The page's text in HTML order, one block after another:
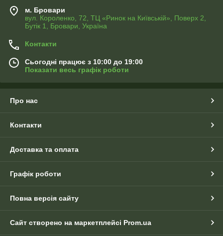
м. Бровари
вул. Короленко, 72, ТЦ «Ринок на Київській», Поверх 2,
Бутік 1, Бровари, Україна
Контакти
Сьогодні працює з 10:00 до 19:00
Показати весь графік роботи
Про нас
Контакти
Доставка та оплата
Графік роботи
Повна версія сайту
Сайт створено на маркетплейсі Prom.ua